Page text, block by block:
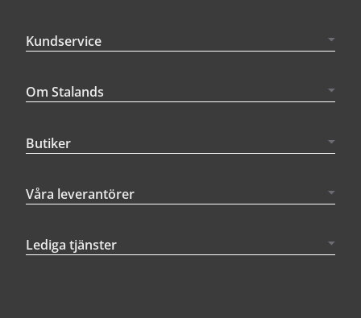
Kundservice
Om Stalands
Butiker
Våra leverantörer
Lediga tjänster